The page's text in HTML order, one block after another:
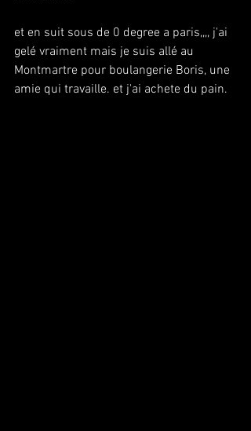
et en suit sous de 0 degree a paris,,,, j'ai
gelé vraiment mais je suis allé au
Montmartre pour boulangerie Boris, une
amie qui travaille. et j'ai achete du pain.